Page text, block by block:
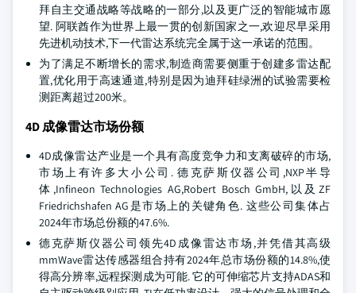
拜自主交通战略等战略的一部分,以及更广泛的智能城市愿
望. 阿联酋作为世界上最一贯的创新国家之一,欢迎尽早采用
先进机动技术,下一代雷达系统完全属于这一承诺的范围。
为了满足不断增长的需求,制造商需要侧重于创建多雷达配
置,优化用于高速通道,特别是因为迪拜硅绿洲的试验需要检
测距离超过200米。
4D 成像雷达市场份额
4D成像雷达产业是一个具有高度竞争力和支离破碎的市场,
市场上有许多大小公司. 德克萨斯仪器公司,NXP半导
体,Infineon Technologies AG,Robert Bosch GmbH,以及ZF
Friedrichshafen AG是市场上的关键角色. 这些公司集体占
2024年市场总份额的47.6%.
德克萨斯仪器公司领先4D成像雷达市场,并凭借其高级
mmWave雷达传感器组合持有2024年总市场份额的14.8%,使
得高分辨率,远程探测成为可能. 它的可伸缩芯片支持ADAS和